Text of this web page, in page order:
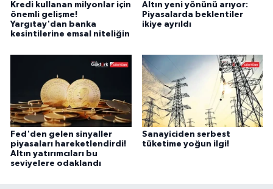
Kredi kullanan milyonlar için
önemli gelişme!
Yargıtay'dan banka
kesintilerine emsal niteliğin
Altın yeni yönünü arıyor:
Piyasalarda beklentiler
ikiye ayrıldı
Fed'den gelen sinyaller
piyasaları hareketlendirdi!
Altın yatırımcıları bu
seviyelere odaklandı
Sanayiciden serbest
tüketime yoğun ilgi!